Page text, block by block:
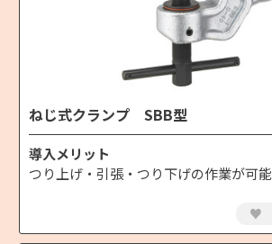
ねじ式クランプ SBB型
導入メリット
つり上げ・引張・つり下げの作業が可能
♥